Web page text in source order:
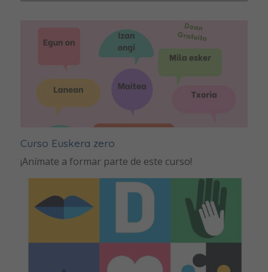
Curso Euskera zero
¡Anímate a formar parte de este curso!